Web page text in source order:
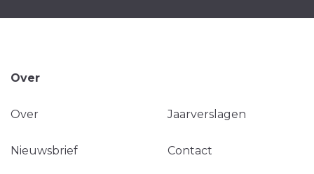
Over
Over Jaarverslagen
Nieuwsbrief Contact